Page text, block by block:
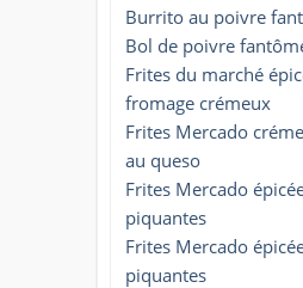
Burrito au poivre
Bol de poivre
Frites du marché
fromage crémeux
Frites Mercado
au queso
Frites Mercado
piquantes
Frites Mercado
piquantes